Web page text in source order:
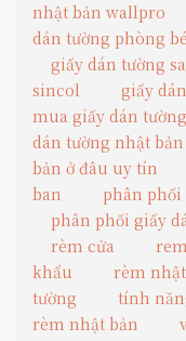
nhật bản wallpro
dán tường phòng bé
giấy dán tường
sincol
giấy
mua giấy dán
dán tường nhật bản
bản ở đâu uy tín
ban
phân phối
phân phối giấy
rèm cửa
khẩu
rèm
tường
tính
rèm nhật bản